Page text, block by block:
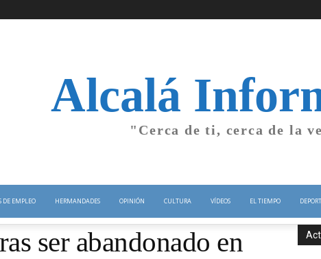
Alcalá
"Cerca de ti, cerca de la
DE EMPLEO HERMANDADES OPINIÓN CULTURA VÍDEOS EL TIEMPO
ser abandonado en